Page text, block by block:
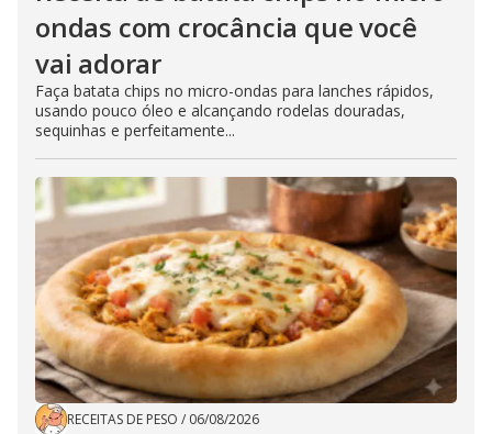
ondas com crocância que você
vai adorar
Faça batata chips no micro-ondas para lanches rápidos,
usando pouco óleo e alcançando rodelas douradas,
sequinhas e perfeitamente...
RECEITAS DE PESO / 06/08/2026